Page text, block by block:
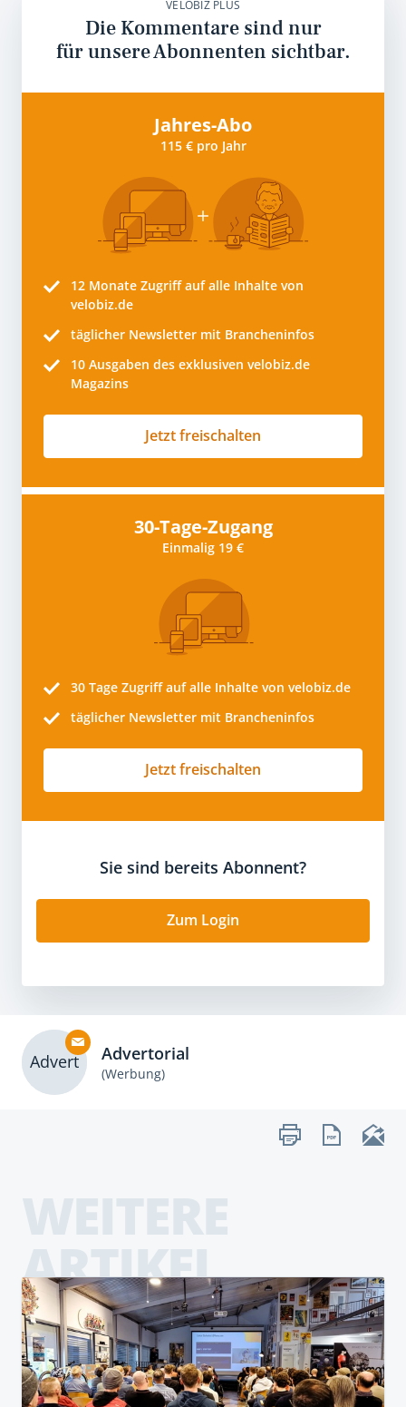
VELOBIZ PLUS
Die Kommentare sind nur
für unsere Abonnenten sichtbar.
Jahres-Abo
115 € pro Jahr
12 Monate Zugriff auf alle Inhalte von
velobiz.de
täglicher Newsletter mit Brancheninfos
10 Ausgaben des exklusiven velobiz.de
Magazins
Jetzt freischalten
30-Tage-Zugang
Einmalig 19 €
30 Tage Zugriff auf alle Inhalte von velobiz.de
täglicher Newsletter mit Brancheninfos
Jetzt freischalten
Sie sind bereits Abonnent?
Zum Login
Advert Advertorial
(Werbung)
ARTIKEL